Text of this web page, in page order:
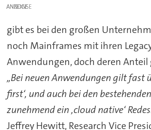
ANZEIGE
gibt es bei den großen
noch Mainframes mit ihren
Anwendungen, doch deren Anteil
„Bei neuen Anwendungen gilt fast
first‘, und auch bei den
zunehmend ein ‚cloud native‘
Jeffrey Hewitt, Research Vice